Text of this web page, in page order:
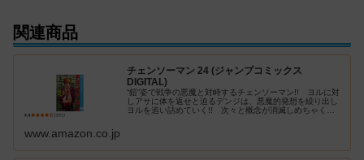
関連商品
チェンソーマン 24 (ジャンプコミックス
DIGITAL)
“鎧”姿で戦争の悪魔と対峙するチェンソーマン!! ヨルに対
しアサに体を返せと迫るデンジは、悪魔的発想を繰り出し
ヨルを追い詰めていく!! 次々と概念が消滅しめちゃくち
www.amazon.co.jp